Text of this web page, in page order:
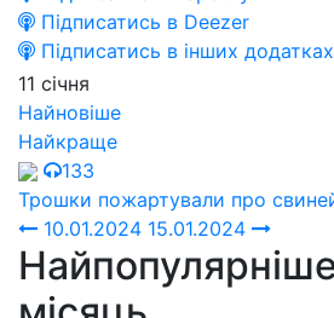
Підписатись в Deezer
Підписатись в інших додатках
11 січня
Найновіше
Найкраще
133
Трошки пожартували про
10.01.2024 15.01.2024